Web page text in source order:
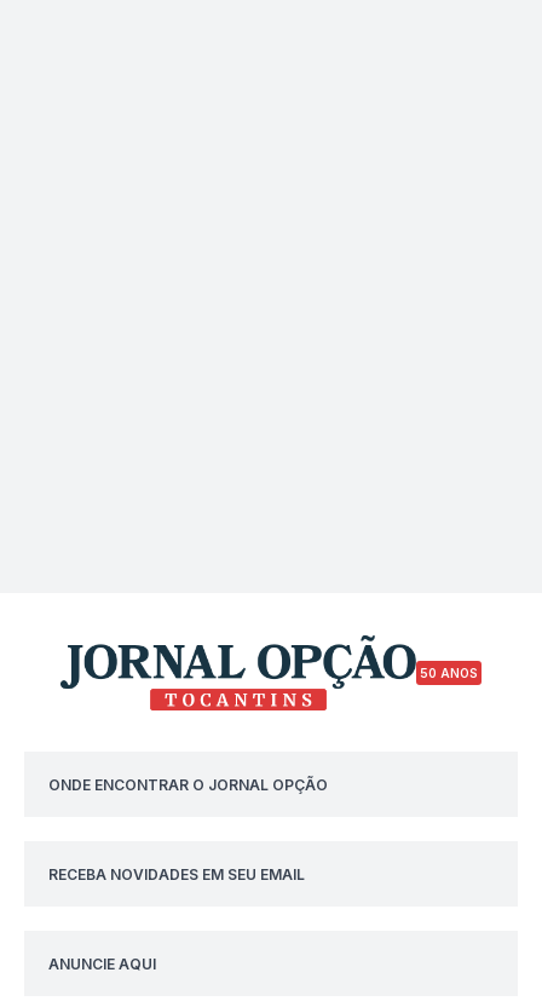
50 ANOS
ONDE ENCONTRAR O JORNAL OPÇÃO
RECEBA NOVIDADES EM SEU EMAIL
ANUNCIE AQUI